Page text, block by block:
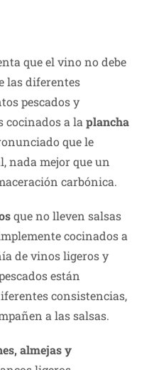
que el vino no debe
las diferentes
pescados y
cocinados a la plancha
que le
nada mejor que un
carbónica.
que no lleven salsas
cocinados a
de vinos ligeros y
están
consistencias,
a las salsas.
almejas y